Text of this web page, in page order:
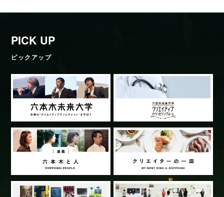
PICK UP
ピックアップ